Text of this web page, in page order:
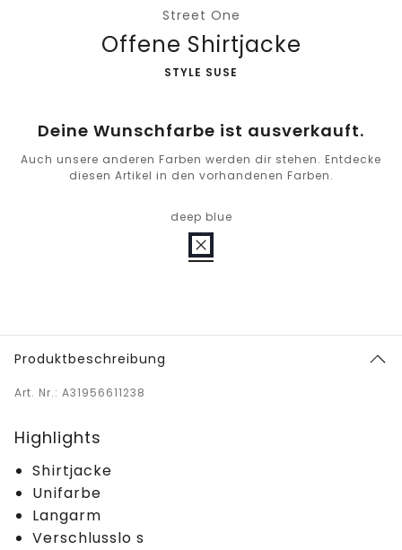
Street One
Offene Shirtjacke
-
STYLE SUSE
Deine Wunschfarbe ist ausverkauft.
Auch unsere anderen Farben werden dir stehen. Entdecke
diesen Artikel in den vorhandenen Farben.
deep blue
Produktbeschreibung
Art. Nr.: A31956611238
Highlights
Shirtjacke
Unifarbe
Langarm
Verschlusslo s